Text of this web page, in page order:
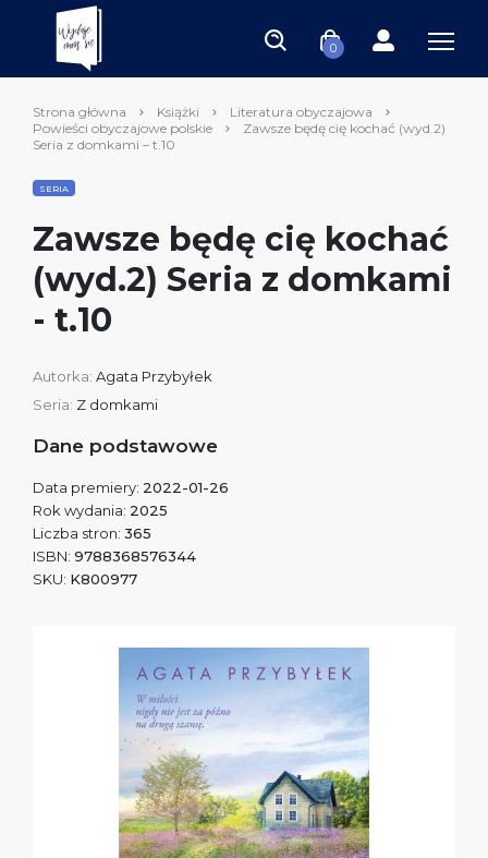
0
Strona główna Książki
Literatura obyczajowa
Powieści obyczajowe polskie
Zawsze będę cię kochać (wyd.2)
Seria z domkami – t.10
SERIA
Zawsze będę cię kochać
(wyd.2) Seria z domkami
- t.10
Autorka: Agata Przybyłek
Seria: Z domkami
Dane podstawowe
Data premiery: 2022-01-26
Rok wydania: 2025
Liczba stron: 365
ISBN: 9788368576344
SKU: K800977